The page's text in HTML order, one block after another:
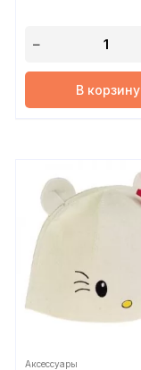
В корзину
Аксессуары